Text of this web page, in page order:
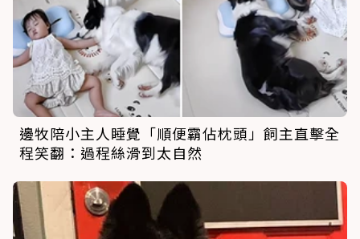
邊牧陪小主人睡覺「順便霸佔枕頭」飼主直擊全
程笑翻：過程絲滑到太自然